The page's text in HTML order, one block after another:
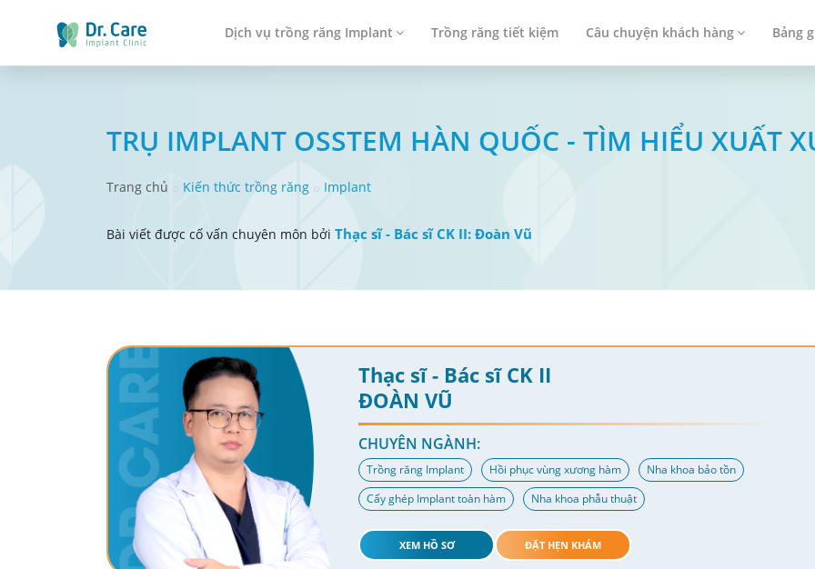
Dịch vụ trồng răng Implant Trồng răng tiết kiệm Câu chuyện khách hàng Bảng
TRỤ IMPLANT OSSTEM HÀN QUỐC - TÌM HIỂU XUẤT
Trang chủ Kiến thức trồng răng Implant
Bài viết được cố vấn chuyên môn bởi Thạc sĩ - Bác sĩ CK II: Đoàn Vũ
Thạc sĩ - Bác sĩ CK II
ĐOÀN VŨ
CHUYÊN NGÀNH:
Trồng răng Implant Hồi phục vùng xương hàm
Nha khoa bảo tồn
Cấy ghép Implant toàn hàm
Nha khoa phẫu thuật
XEM HỒ SƠ ĐẶT HẸN KHÁM